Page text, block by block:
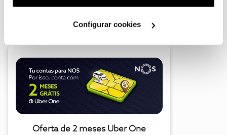
utilização dos cookies clicando em "Configurar
Configurar cookies
A poupança que COMBINA
Oferta de 2 meses Uber One